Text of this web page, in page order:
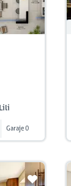
Garaje 0